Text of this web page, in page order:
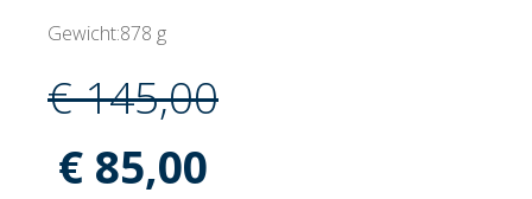
Gewicht:878 g
€145,00
Oorspronkelijke
€ 85,00